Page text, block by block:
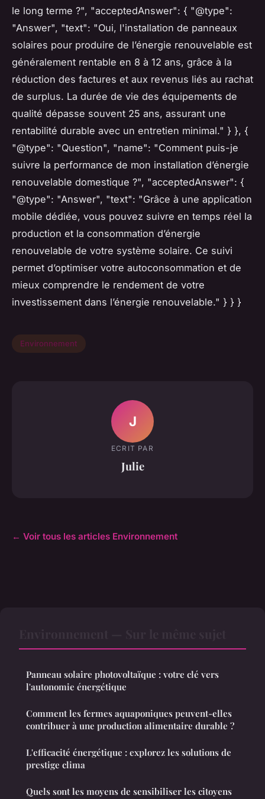
le long terme ?", "acceptedAnswer": { "@type":
"Answer", "text": "Oui, l'installation de panneaux
solaires pour produire de l’énergie renouvelable est
généralement rentable en 8 à 12 ans, grâce à la
réduction des factures et aux revenus liés au rachat
de surplus. La durée de vie des équipements de
qualité dépasse souvent 25 ans, assurant une
rentabilité durable avec un entretien minimal." } }, {
"@type": "Question", "name": "Comment puis-je
suivre la performance de mon installation d’énergie
renouvelable domestique ?", "acceptedAnswer": {
"@type": "Answer", "text": "Grâce à une application
mobile dédiée, vous pouvez suivre en temps réel la
production et la consommation d’énergie
renouvelable de votre système solaire. Ce suivi
permet d’optimiser votre autoconsommation et de
mieux comprendre le rendement de votre
investissement dans l’énergie renouvelable." } } }
Environnement
J
ECRIT PAR
Julie
← Voir tous les articles Environnement
Panneau solaire photovoltaïque : votre clé vers
l'autonomie énergétique
Comment les fermes aquaponiques peuvent-elles
contribuer à une production alimentaire durable ?
L'efficacité énergétique : explorez les solutions de
prestige clima
Quels sont les moyens de sensibiliser les citoyens